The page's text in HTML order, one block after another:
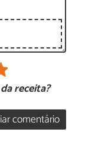
receita?
comentário